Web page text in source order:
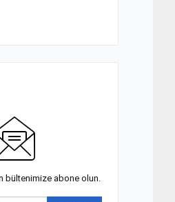
bültenimize abone olun.